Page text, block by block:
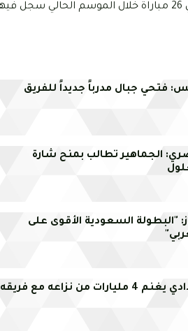
فتحي جبال مدرباً جديداً للفريق
الجماهير تطالب بمنح شارة
"البطولة السعودية الأقوى على
أسامة الحدادي يغنم 4 مليارات من نزاعه مع فريقه